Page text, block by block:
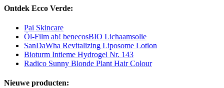
Ontdek Ecco Verde:
Pai Skincare
Öl-Film ab! benecosBIO Lichaamsolie
SanDaWha Revitalizing Liposome Lotion
Bioturm Intieme Hydrogel Nr. 143
Radico Sunny Blonde Plant Hair Colour
Nieuwe producten: